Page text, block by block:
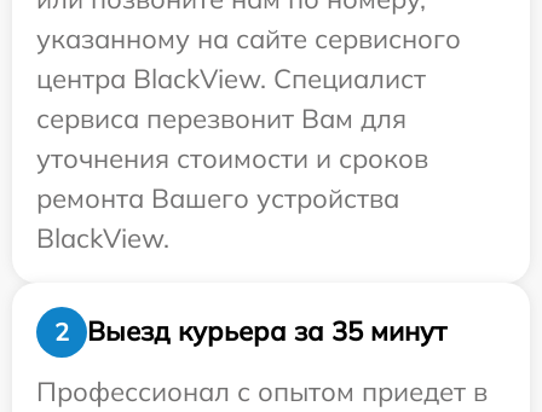
указанному на сайте сервисного
центра BlackView. Специалист
сервиса перезвонит Вам для
уточнения стоимости и сроков
ремонта Вашего устройства
BlackView.
2
Выезд курьера за 35 минут
Профессионал с опытом приедет в